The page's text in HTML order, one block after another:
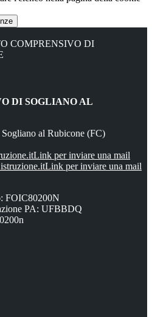
COMPRENSIVO DI
DI SOGLIANO AL
al Rubicone (FC)
Link per inviare una mail
Link per inviare una mail
FOIC80200N
PA: UFBBDQ